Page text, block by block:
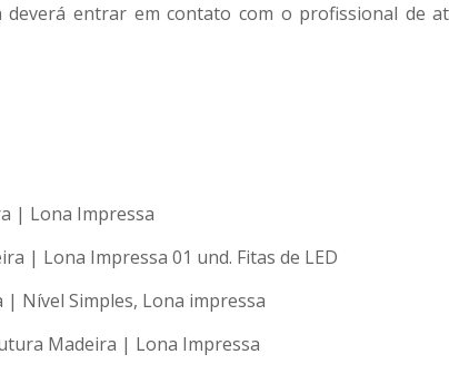
entrar em contato com o profissional de
| Lona Impressa
| Lona Impressa 01 und. Fitas de LED
| Nível Simples, Lona impressa
Madeira | Lona Impressa